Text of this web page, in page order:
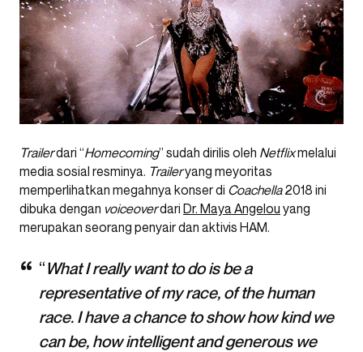
Trailerdari “Homecoming” sudah dirilis oleh Netflixmelalui
media sosial resminya. Traileryang meyoritas
memperlihatkan megahnya konser di Coachella2018 ini
dibuka dengan voiceoverdari Dr. Maya Angelou yang
merupakan seorang penyair dan aktivis HAM.
“What I really want to do is be a
representative of my race, of the human
race. I have a chance to show how kind we
can be, how intelligent and generous we